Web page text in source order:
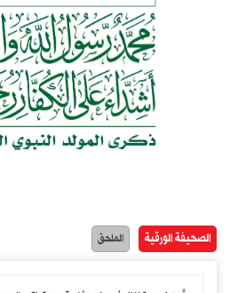
الصحيفة الورقية الملحق